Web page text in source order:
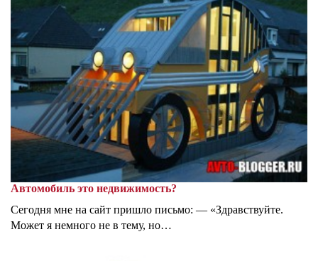
Автомобиль это недвижимость?
Сегодня мне на сайт пришло письмо: — «Здравствуйте.
Может я немного не в тему, но…